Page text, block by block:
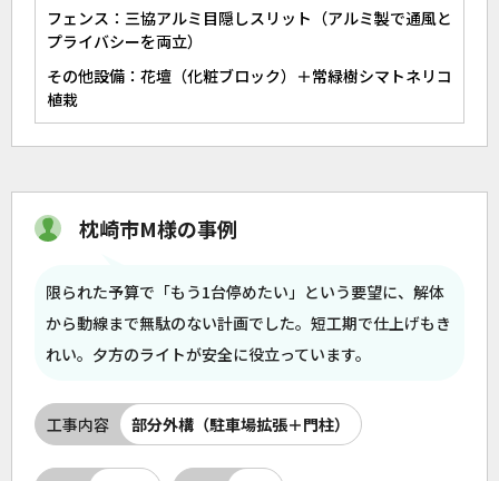
フェンス：三協アルミ目隠しスリット（アルミ製で通風と
プライバシーを両立）
その他設備：花壇（化粧ブロック）＋常緑樹シマトネリコ
植栽
枕崎市M様の事例
限られた予算で「もう1台停めたい」という要望に、解体
から動線まで無駄のない計画でした。短工期で仕上げもき
れい。夕方のライトが安全に役立っています。
工事内容 部分外構（駐車場拡張＋門柱）